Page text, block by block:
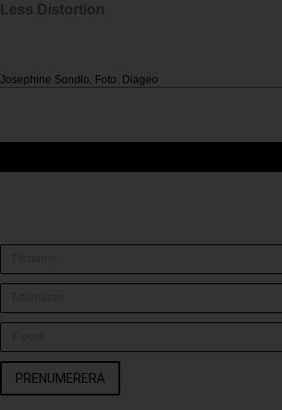
Less Distortion
Josephine Sondlo. Foto: Diageo
PRENUMERERA